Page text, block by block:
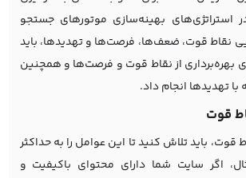
استراتژی‌های بهینه‌سازی موتورهای جستجو
نقاط قوت، ضعف‌ها، فرصت‌ها و تهدیدها، باید
بهره‌برداری از نقاط قوت و فرصت‌ها و همچنین
تهدیدها انجام داد.
قوت
باید تلاش کنید تا این عوامل را به حداکثر
اگر سایت شما دارای محتوای باکیفیت و